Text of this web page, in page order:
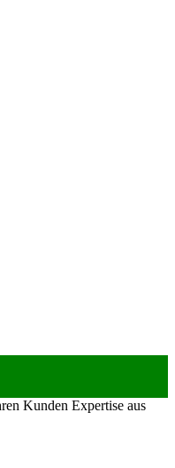
Kunden Expertise aus